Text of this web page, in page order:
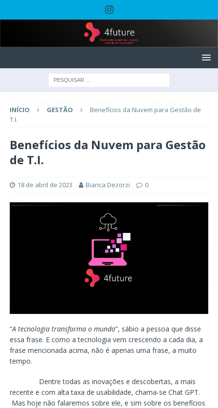
INÍCIO GESTÃO
Benefícios da Nuvem para Gestão de
T.I.
Benefícios da Nuvem para Gestão
de T.I.
18 de abril de 2023 Bianca Dezorzi 0
“A tecnologia transforma o mundo”, sábio a pessoa que disse
essa frase. E como a tecnologia vem crescendo a cada dia, a
frase mencionada acima, não é apenas uma frase, a muito
tempo.
Dentre todas as inovações e descobertas, a mais
recente e com alta taxa de usabilidade, chama-se Chat GPT.
Mas hoje não falaremos sobre ele, e sim sobre os benefícios